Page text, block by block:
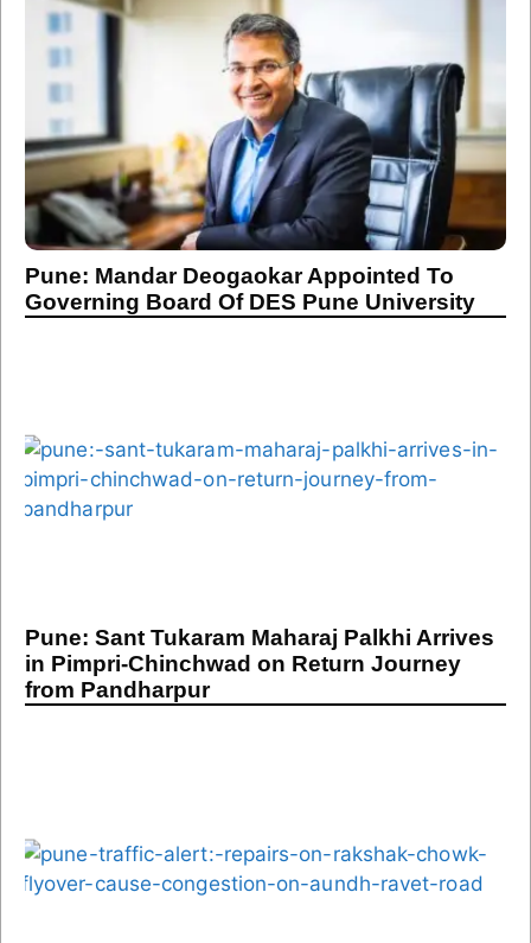
Pune: Mandar Deogaokar Appointed To
Governing Board Of DES Pune University
Pune: Sant Tukaram Maharaj Palkhi Arrives
in Pimpri-Chinchwad on Return Journey
from Pandharpur